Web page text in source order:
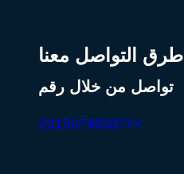
طرق التواصل معنا
تواصل من خلال رقم
+201507983374